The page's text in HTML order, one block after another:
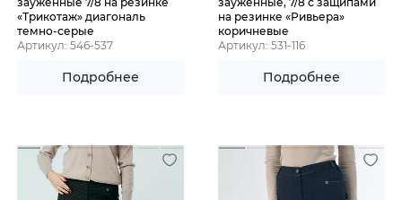
«Трикотаж» диагональ
темно-серые
Артикул: 546-537
Подробнее
на резинке «Ривьера»
коричневые
Артикул: 531-116
Подробнее